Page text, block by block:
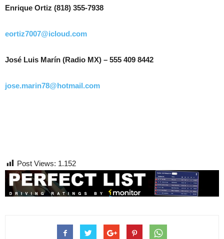
Enrique Ortiz (818) 355-7938
eortiz7007@icloud.com
José Luis Marín (Radio MX) – 555 409 8442
jose.marin78@hotmail.com
Post Views: 1.152